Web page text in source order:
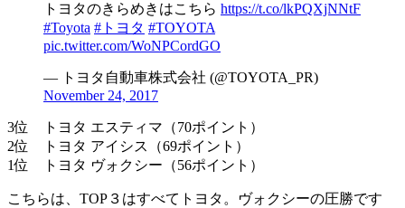
トヨタのきらめきはこちら https://t.co/lkPQXjNNtF
#Toyota #トヨタ #TOYOTA
pic.twitter.com/WoNPCordGO
— トヨタ自動車株式会社 (@TOYOTA_PR)
November 24, 2017
3位 トヨタ エスティマ（70ポイント）
2位 トヨタ アイシス（69ポイント）
1位 トヨタ ヴォクシー（56ポイント）
こちらは、TOP３はすべてトヨタ。ヴォクシーの圧勝です